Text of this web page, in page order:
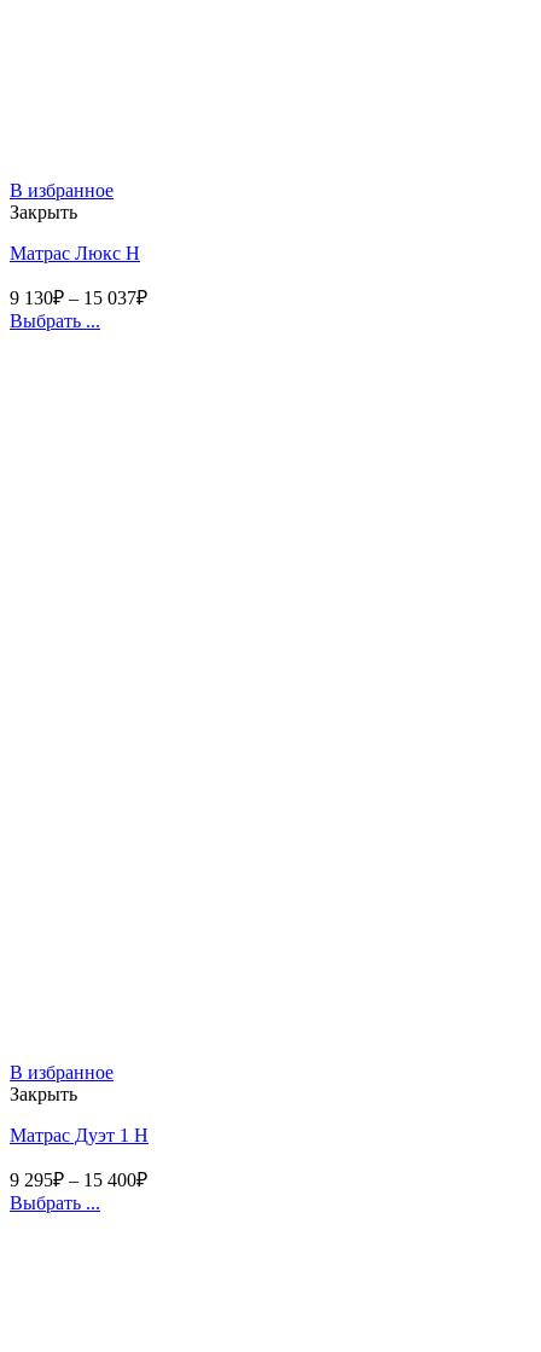
В избранное
Закрыть
Матрас Люкс Н
9 130₽ – 15 037₽
Выбрать ...
В избранное
Закрыть
Матрас Дуэт 1 Н
9 295₽ – 15 400₽
Выбрать ...